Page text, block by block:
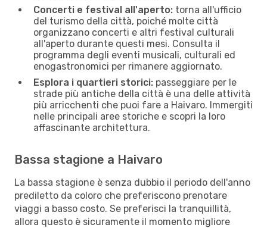
Concerti e festival all'aperto: torna all'ufficio
del turismo della città, poiché molte città
organizzano concerti e altri festival culturali
all'aperto durante questi mesi. Consulta il
programma degli eventi musicali, culturali ed
enogastronomici per rimanere aggiornato.
Esplora i quartieri storici: passeggiare per le
strade più antiche della città è una delle attività
più arricchenti che puoi fare a Haivaro. Immergiti
nelle principali aree storiche e scopri la loro
affascinante architettura.
Bassa stagione a Haivaro
La bassa stagione è senza dubbio il periodo dell'anno
prediletto da coloro che preferiscono prenotare
viaggi a basso costo. Se preferisci la tranquillità,
allora questo è sicuramente il momento migliore